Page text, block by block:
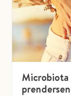
Microbiota